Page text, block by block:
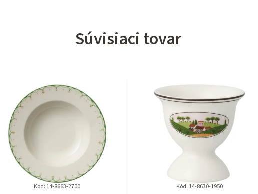
Súvisiaci tovar
Kód: 14-8663-2700 Kód: 14-8630-1950